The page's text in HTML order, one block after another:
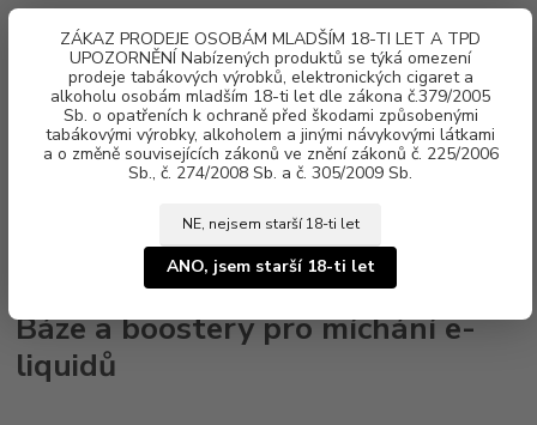
ZÁKAZ PRODEJE OSOBÁM MLADŠÍM 18-TI LET A TPD
UPOZORNĚNÍ Nabízených produktů se týká omezení
prodeje tabákových výrobků, elektronických cigaret a
alkoholu osobám mladším 18-ti let dle zákona č.379/2005
Sb. o opatřeních k ochraně před škodami způsobenými
tabákovými výrobky, alkoholem a jinými návykovými látkami
a o změně souvisejících zákonů ve znění zákonů č. 225/2006
Sb., č. 274/2008 Sb. a č. 305/2009 Sb.
NE, nejsem starší 18-ti let
ANO, jsem starší 18-ti let
Menu
za0 Kč
Báze a boostery pro míchání e-
liquidů